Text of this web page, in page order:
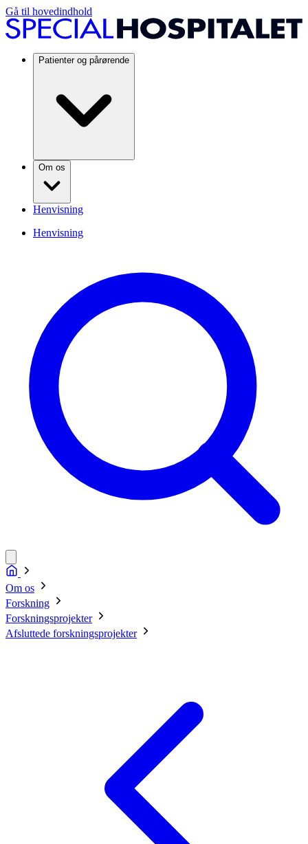
Gå til hovedindhold
Patienter og pårørende
Om os
Henvisning
Henvisning
Om os
Forskning
Forskningsprojekter
Afsluttede forskningsprojekter